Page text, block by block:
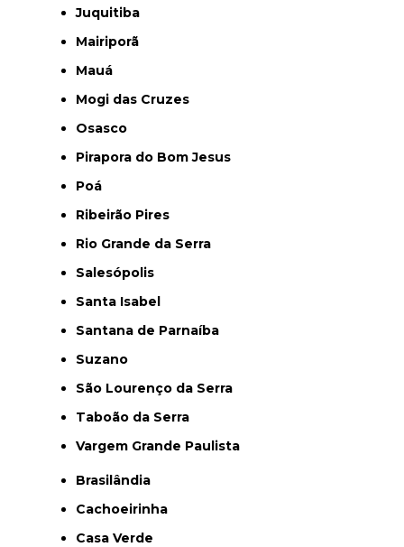
Juquitiba
Mairiporã
Mauá
Mogi das Cruzes
Osasco
Pirapora do Bom Jesus
Poá
Ribeirão Pires
Rio Grande da Serra
Salesópolis
Santa Isabel
Santana de Parnaíba
Suzano
São Lourenço da Serra
Taboão da Serra
Vargem Grande Paulista
Brasilândia
Cachoeirinha
Casa Verde